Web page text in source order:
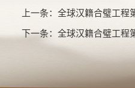
上一条： 全球汉籍合璧工程第
下一条： 全球汉籍合璧工程第